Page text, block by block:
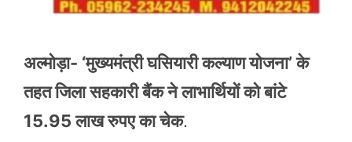
अल्मोड़ा- ‘मुख्यमंत्री घसियारी कल्याण योजना’ के
तहत जिला सहकारी बैंक ने लाभार्थियों को बांटे
15.95 लाख रुपए का चेक.